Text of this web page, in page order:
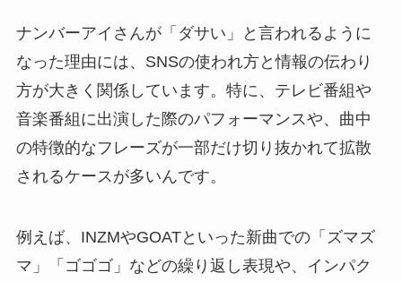
ナンバーアイさんが「ダサい」と言われるように
なった理由には、SNSの使われ方と情報の伝わり
方が大きく関係しています。特に、テレビ番組や
音楽番組に出演した際のパフォーマンスや、曲中
の特徴的なフレーズが一部だけ切り抜かれて拡散
されるケースが多いんです。
例えば、INZMやGOATといった新曲での「ズマズ
マ」「ゴゴゴ」などの繰り返し表現や、インパク